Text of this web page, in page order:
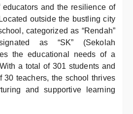
and the resilience of
outside the bustling city
categorized as “Rendah”
as “SK” (Sekolah
the educational needs of a
a total of 301 students and
30 teachers, the school thrives
and supportive learning